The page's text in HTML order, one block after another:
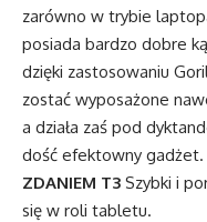
zarówno w trybie
posiada bardzo dobre
dzięki zastosowaniu
zostać wyposażone
a działa zaś pod
dość efektowny gadżet.
ZDANIEM T3 Szybki i
się w roli tabletu.